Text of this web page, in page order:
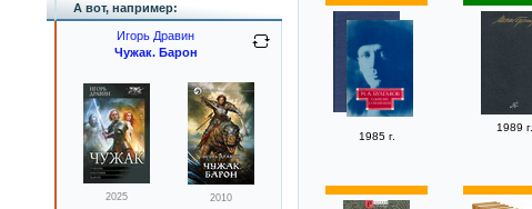
1985 г.
1989 г.
А вот, например:
Игорь Дравин
Чужак. Барон
2025 2010